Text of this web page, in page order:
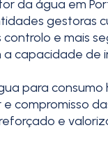
da água em
gestoras
e mais
capacidade de
para
compromisso
e